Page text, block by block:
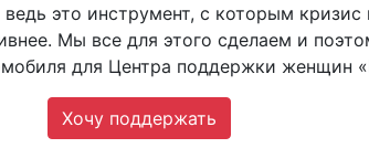
это инструмент, с которым
Мы все для этого сделаем и
для Центра поддержки женщин
Хочу поддержать